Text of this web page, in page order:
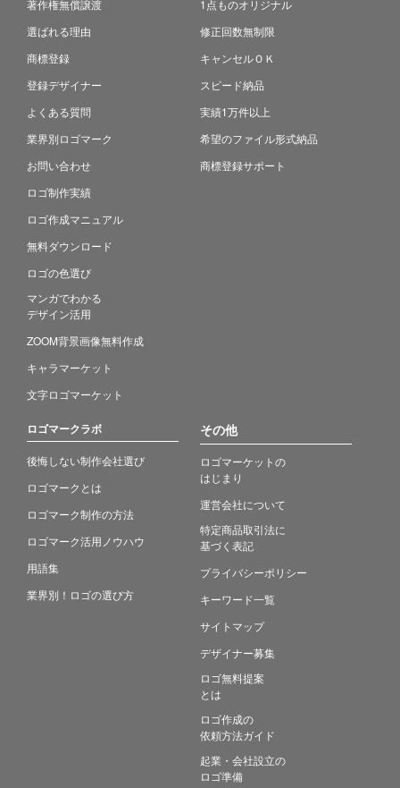
著作権無償譲渡
選ばれる理由
商標登録
登録デザイナー
よくある質問
業界別ロゴマーク
お問い合わせ
ロゴ制作実績
ロゴ作成マニュアル
無料ダウンロード
ロゴの色選び
マンガでわかる
デザイン活用
ZOOM背景画像無料作成
キャラマーケット
文字ロゴマーケット
1点ものオリジナル
修正回数無制限
キャンセルＯＫ
スピード納品
実績1万件以上
希望のファイル形式納品
商標登録サポート
ロゴマークラボ
後悔しない制作会社選び
ロゴマークとは
ロゴマーク制作の方法
ロゴマーク活用ノウハウ
用語集
業界別！ロゴの選び方
その他
ロゴマーケットの
はじまり
運営会社について
特定商品取引法に
基づく表記
プライバシーポリシー
キーワード一覧
サイトマップ
デザイナー募集
ロゴ無料提案
とは
ロゴ作成の
依頼方法ガイド
起業・会社設立の
ロゴ準備